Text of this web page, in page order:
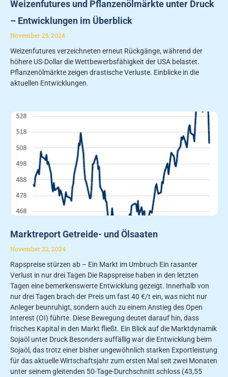
Weizenfutures und Pflanzenölmärkte unter Druck
– Entwicklungen im Überblick
November 25, 2024
Weizenfutures verzeichneten erneut Rückgänge, während der
höhere US-Dollar die Wettbewerbsfähigkeit der USA belastet.
Pflanzenölmärkte zeigen drastische Verluste. Einblicke in die
aktuellen Entwicklungen.
Marktreport Getreide- und Ölsaaten
November 22, 2024
Rapspreise stürzen ab – Ein Markt im Umbruch Ein rasanter
Verlust in nur drei Tagen Die Rapspreise haben in den letzten
Tagen eine bemerkenswerte Entwicklung gezeigt. Innerhalb von
nur drei Tagen brach der Preis um fast 40 €/t ein, was nicht nur
Anleger beunruhigt, sondern auch zu einem Anstieg des Open
Interest (OI) führte. Diese Bewegung deutet darauf hin, dass
frisches Kapital in den Markt fließt. Ein Blick auf die Marktdynamik
Sojaöl unter Druck Besonders auffällig war die Entwicklung beim
Sojaöl, das trotz einer bisher ungewöhnlich starken Exportleistung
für das aktuelle Wirtschaftsjahr zum ersten Mal seit zwei Monaten
unter seinem gleitenden 50-Tage-Durchschnitt schloss (43,55